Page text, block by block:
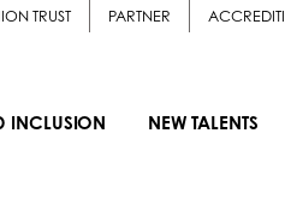
TRUST PARTNER ACCREDITI
INCLUSION NEW TALENTS